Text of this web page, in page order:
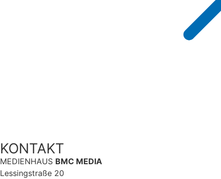
KONTAKT
MEDIENHAUS BMC MEDIA
Lessingstraße 20